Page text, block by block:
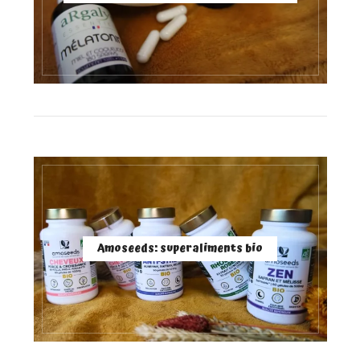
Amoseeds: superaliments bio